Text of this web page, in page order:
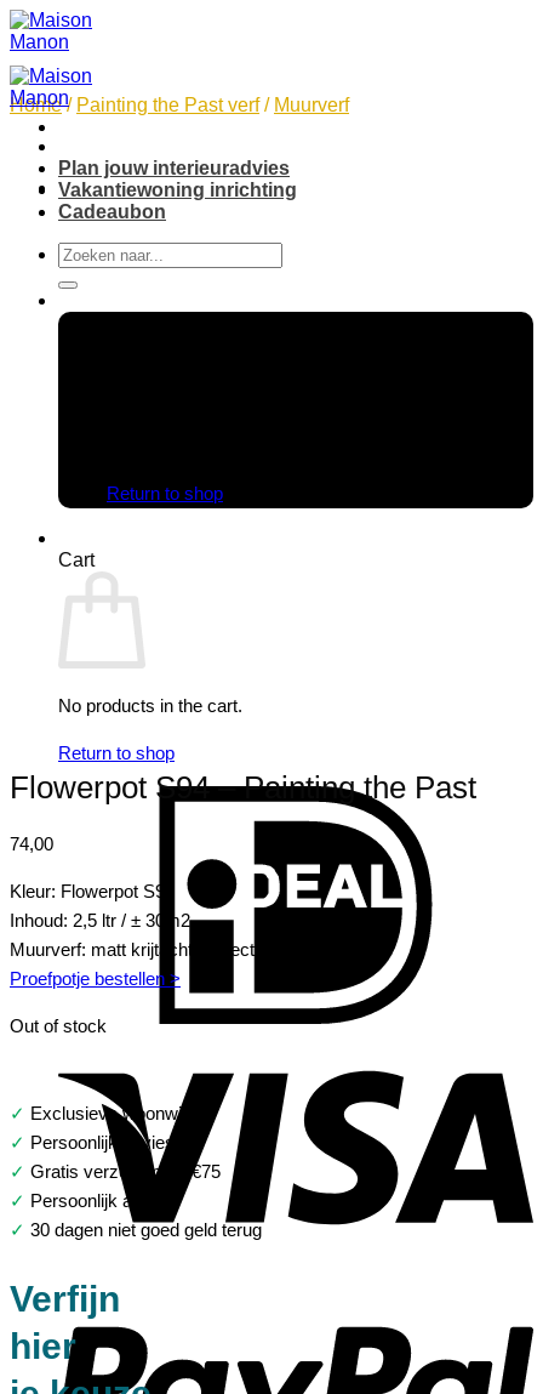
Skip
to
content
Plan jouw interieuradvies
Vakantiewoning inrichting
Cadeaubon
Search
for:
Return to shop
Cart
No products in the cart.
Return to shop
Home / Painting the Past verf / Muurverf
Flowerpot S94 – Painting the Past
74,00
Kleur: Flowerpot S94
Inhoud: 2,5 ltr / ± 30m2
Muurverf: matt krijtachtig effect
Proefpotje bestellen >
Out of stock
✓ Exclusieve woonwinkel
✓ Persoonlijk advies
✓ Gratis verzending > €75
✓ Persoonlijk advies
✓ 30 dagen niet goed geld terug
Verfijn
hier